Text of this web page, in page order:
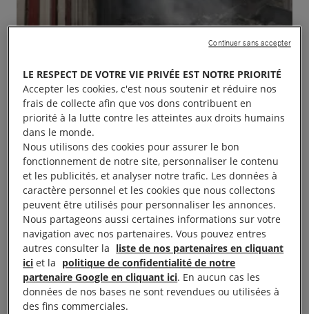
Table-ronde organisée par Amnesty International
France et la Plateforme des ONG françaises pour la
Palestine.
LE RESPECT DE VOTRE VIE PRIVÉE EST NOTRE PRIORITÉ
Accepter les cookies, c'est nous soutenir et réduire nos
frais de collecte afin que vos dons contribuent en
priorité à la lutte contre les atteintes aux droits humains
dans le monde.
Nous utilisons des cookies pour assurer le bon
fonctionnement de notre site, personnaliser le contenu
et les publicités, et analyser notre trafic. Les données à
caractère personnel et les cookies que nous collectons
peuvent être utilisés pour personnaliser les annonces.
Nous partageons aussi certaines informations sur votre
navigation avec nos partenaires. Vous pouvez entres
autres consulter la liste de nos partenaires en cliquant
ici et la politique de confidentialité de notre
partenaire Google en cliquant ici. En aucun cas les
données de nos bases ne sont revendues ou utilisées à
des fins commerciales.
Continuer sans accepter